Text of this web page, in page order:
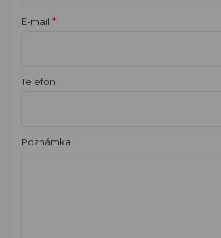
E-mail *
Telefon
Poznámka